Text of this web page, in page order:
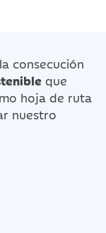
consecución
que
hoja de ruta
nuestro